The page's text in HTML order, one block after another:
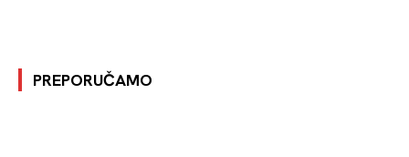
PREPORUČAMO